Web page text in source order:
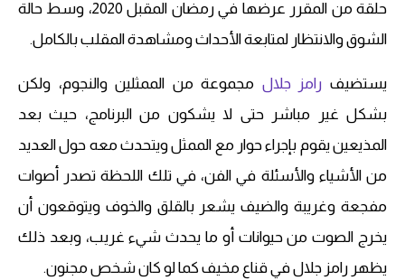
حلقة من المقرر عرضها في رمضان المقبل 2020، وسط حالة
الشوق والانتظار لمتابعة الأحداث ومشاهدة المقلب بالكامل.
يستضيف رامز جلال مجموعة من الممثلين والنجوم، ولكن
بشكل غير مباشر حتى لا يشكون من البرنامج، حيث بعد
المذيعين يقوم بإجراء حوار مع الممثل ويتحدث معه حول العديد
من الأشياء والأسئلة في الفن، في تلك اللحظة تصدر أصوات
مفجعة وغريبة والضيف يشعر بالقلق والخوف ويتوقعون أن
يخرج الصوت من حيوانات أو ما يحدث شيء غريب، وبعد ذلك
يظهر رامز جلال في قناع مخيف كما لو كان شخص مجنون.